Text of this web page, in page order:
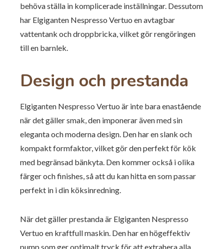
behöva ställa in komplicerade inställningar. Dessutom
har Elgiganten Nespresso Vertuo en avtagbar
vattentank och droppbricka, vilket gör rengöringen
till en barnlek.
Design och prestanda
Elgiganten Nespresso Vertuo är inte bara enastående
när det gäller smak, den imponerar även med sin
eleganta och moderna design. Den har en slank och
kompakt formfaktor, vilket gör den perfekt för kök
med begränsad bänkyta. Den kommer också i olika
färger och finishes, så att du kan hitta en som passar
perfekt in i din köksinredning.
När det gäller prestanda är Elgiganten Nespresso
Vertuo en kraftfull maskin. Den har en högeffektiv
pump som ger optimalt tryck för att extrahera alla